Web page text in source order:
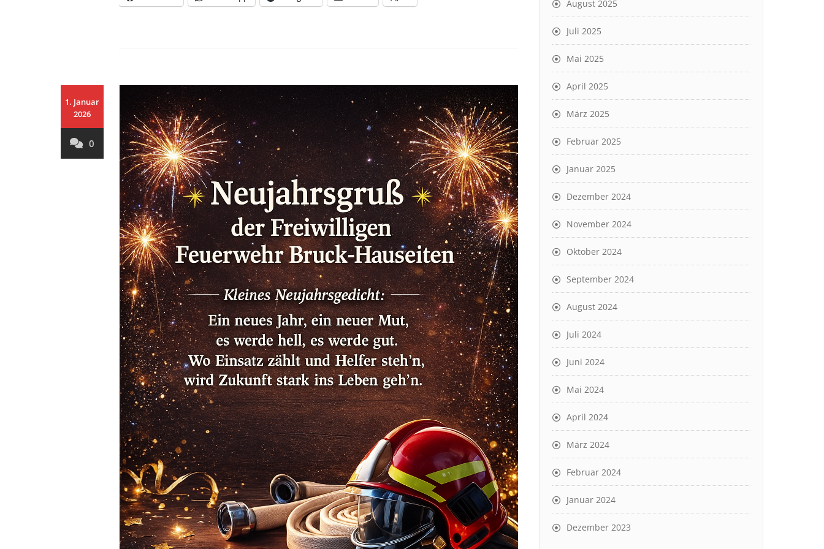
1. Januar
2026
0
August 2025
Juli 2025
Mai 2025
April 2025
März 2025
Februar 2025
Januar 2025
Dezember 2024
November 2024
Oktober 2024
September 2024
August 2024
Juli 2024
Juni 2024
Mai 2024
April 2024
März 2024
Februar 2024
Januar 2024
Dezember 2023